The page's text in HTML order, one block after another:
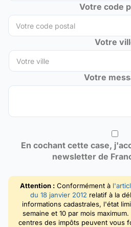
Votre code
Votre
Votre
En cochant cette case,
newsletter de
Attention :Conformément à
du 18 janvier 2012 relatif à la
informations cadastrales, l'état
semaine et 10 par mois
centres des impôts peuvent vous